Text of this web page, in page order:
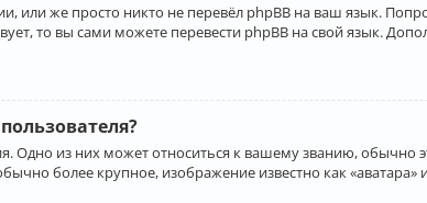
или же просто никто не перевёл phpBB на ваш язык.
то вы сами можете перевести phpBB на свой язык.
Одно из них может относиться к вашему званию, обычно
более крупное, изображение известно как